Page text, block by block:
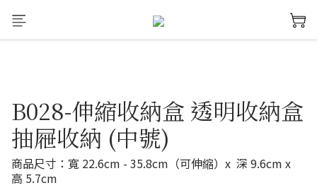
B028-伸縮收納盒 透明收納盒
抽屜收納 (中號)
商品尺寸：寬 22.6cm - 35.8cm（可伸縮）x  深 9.6cm x
高 5.7cm